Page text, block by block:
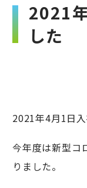
2021
した
2021年4月1日
今年度は新型コ
りました。